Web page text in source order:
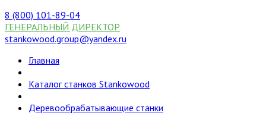
8 (800) 101-89-04
ГЕНЕРАЛЬНЫЙ ДИРЕКТОР
stankowood.group@yandex.ru
Главная
Каталог станков Stankowood
Деревообрабатывающие станки